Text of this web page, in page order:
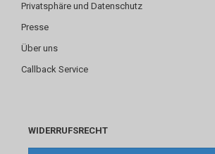
Privatsphäre und Datenschutz
Presse
Über uns
Callback Service
WIDERRUFSRECHT